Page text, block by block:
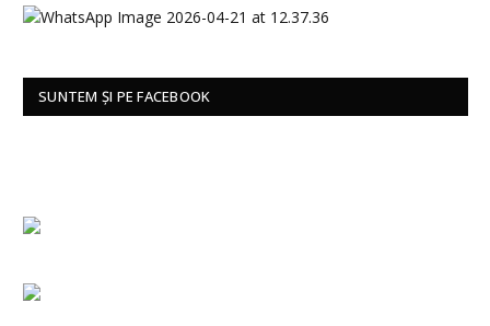
SUNTEM ȘI PE FACEBOOK